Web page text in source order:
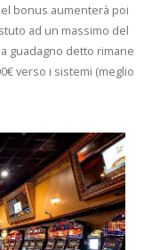
bonus aumenterà poi
ad un massimo del
guadagno detto rimane
verso i sistemi (meglio